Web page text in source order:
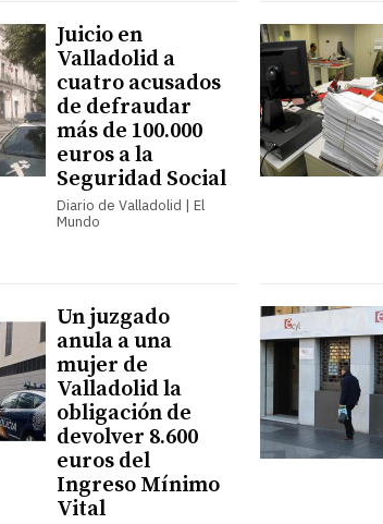
Juicio en
Valladolid a
cuatro acusados
de defraudar
más de 100.000
euros a la
Seguridad Social
Diario de Valladolid | El
Mundo
Un juzgado
anula a una
mujer de
Valladolid la
obligación de
devolver 8.600
euros del
Ingreso Mínimo
Vital